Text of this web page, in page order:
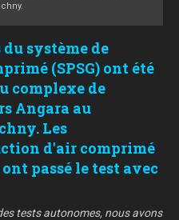
système de
(SPSG) ont été
complexe de
Angara au
Les
d'air comprimé
passé le test avec
tests autonomes, nous avons